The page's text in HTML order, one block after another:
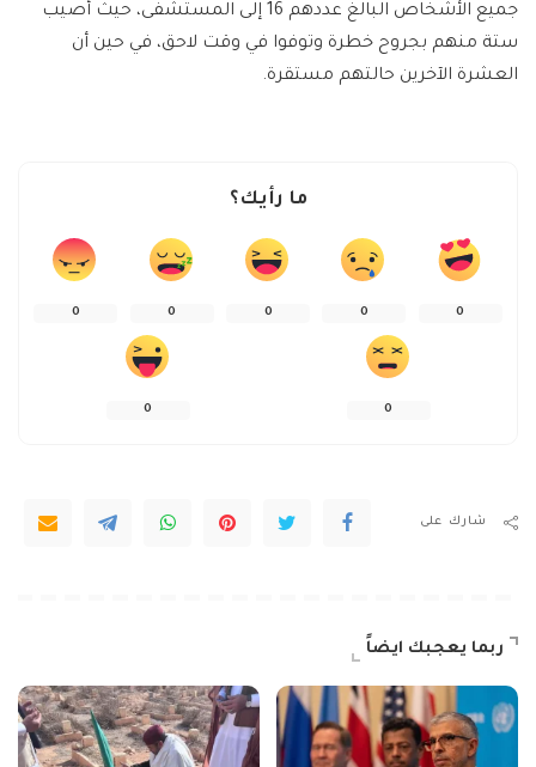
جميع الأشخاص البالغ عددهم 16 إلى المستشفى، حيث أصيب
ستة منهم بجروح خطرة وتوفوا في وقت لاحق، في حين أن
العشرة الآخرين حالتهم مستقرة.
ما رأيك؟
0
0
0
0
0
0
0
شارك على
ربما يعجبك ايضاً